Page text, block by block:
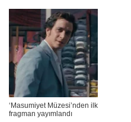
‘Masumiyet Müzesi’nden ilk
fragman yayımlandı